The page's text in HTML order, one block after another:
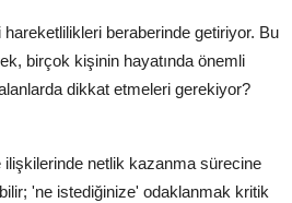
beraberinde getiriyor. Bu
birçok kişinin hayatında önemli
dikkat etmeleri gerekiyor?
netlik kazanma sürecine
'ne istediğinize' odaklanmak kritik